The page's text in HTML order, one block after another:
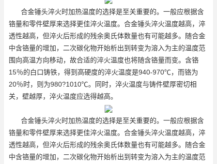
合金锤头淬火时加热温度的选择是至关重要的。一般应根据含
铬量和零件壁厚来选择更佳淬火温度。合金锤头淬火温度越高，淬
透性越高，但淬火后形成的残余奥氏体数量也有可能越多。随合金
中含铬量的增加，二次碳化物开始析出到转变为溶入为主的温度范
围向高温方向移动，故合适的淬火温度也将随含铬量而变。含铬
15％的白口铸铁，得到高硬度的淬火温度是940-970℃，而铬为
20％时，则为980?1010℃。同时，淬火温度与铸件壁厚密切相
关，壁越厚，淬火温度应选得越高。
合金锤头淬火时加热温度的选择是至关重要的。一般应根据含
铬量和零件壁厚来选择更佳淬火温度。合金锤头淬火温度越高，淬
透性越高，但淬火后形成的残余奥氏体数量也有可能越多。随合金
中含铬量的增加，二次碳化物开始析出到转变为溶入为主的温度范